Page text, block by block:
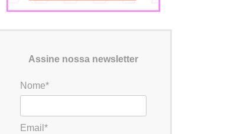
Assine nossa newsletter
Nome*
Email*